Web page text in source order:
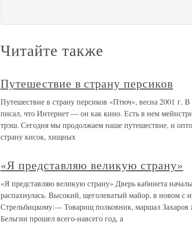
Читайте также
Путешествие в страну персиков
Путешествие в страну персиков «Птюч», весна 2001 г.
писал, что Интернет — он как кино. Есть в нем
трэш. Сегодня мы продолжаем наше путешествие, и
страну кисок, хищных
«Я представляю великую страну»
«Я представляю великую страну» Дверь кабинета
распахнулась. Высокий, щеголеватый майор, в новом с
Стрельбицкому:— Товарищ полковник, маршал Захаров
Бельгии прошел всего-навсего год, а